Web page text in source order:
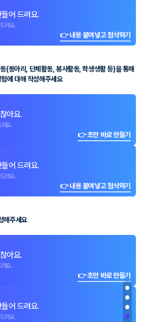
어 드려요.
려요.
👉 내용 붙여넣고 첨삭하기
(동아리, 단체활동, 봉사활동, 학생생활 등)을 통해
에 대해 작성해주세요
아요.
요.
👉 초안 바로 만들기
어 드려요.
려요.
👉 내용 붙여넣고 첨삭하기
해주세요
아요.
요.
👉 초안 바로 만들기
어 드려요.
려요.